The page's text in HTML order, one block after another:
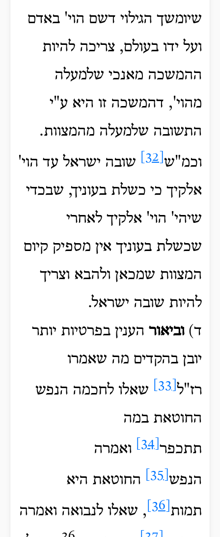
שיומשך הגילוי דשם הוי' באדם
ועל ידו בעולם, צריכה להיות
ההמשכה מאנכי שלמעלה
מהוי', דהמשכה זו היא ע"י
התשובה שלמעלה מהמצוות.
וכמ"ש
שובה ישראל עד הוי'
אלקיך כי כשלת בעוניך, שבכדי
שיהי' הוי' אלקיך לאחרי
שכשלת בעוניך אין מספיק קיום
המצוות שמכאן ולהבא וצריך
להיות שובה ישראל.
ד)וביאור הענין בפרטיות יותר
יובן בהקדים מה שאמרו
רז"ל
שאלו לחכמה הנפש
החוטאת במה
תתכפר
ואמרה
הנפש
החוטאת היא
תמות
, שאלו לנבואה ואמרה